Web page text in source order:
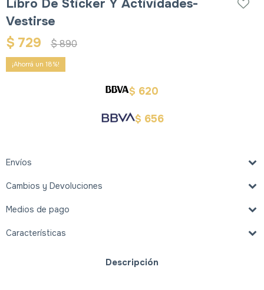
Libro De Sticker Y Actividades-
Vestirse
$ 729 $890
18
$ 620
$ 656
Envíos
Cambios y Devoluciones
Medios de pago
Características
Descripción